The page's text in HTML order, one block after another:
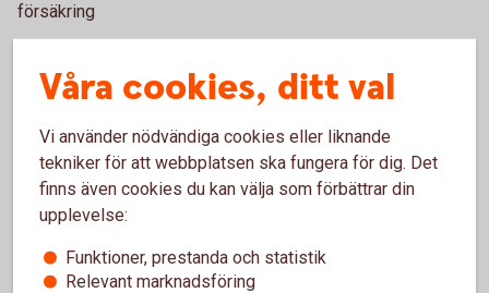
försäkring
Via telefon
Vi hjälper dig gärna att teckna försäkringen över telefon.
Ring 023-70 58 60.
Skaffa försäkring viaKundcenter
Våra cookies, ditt val
Vi använder nödvändiga cookies eller liknande
tekniker för att webbplatsen ska fungera för dig. Det
finns även cookies du kan välja som förbättrar din
upplevelse:
Funktioner, prestanda och statistik
Relevant marknadsföring